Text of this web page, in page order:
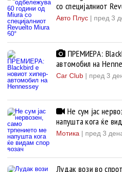
со специјалниот
Авто Плус | пред 3
ПРЕМИЕРА:
автомобил на
Car Club | пред 3
Не сум јас
напушта кога ќе
Мотика | пред 3
Лудак вози во